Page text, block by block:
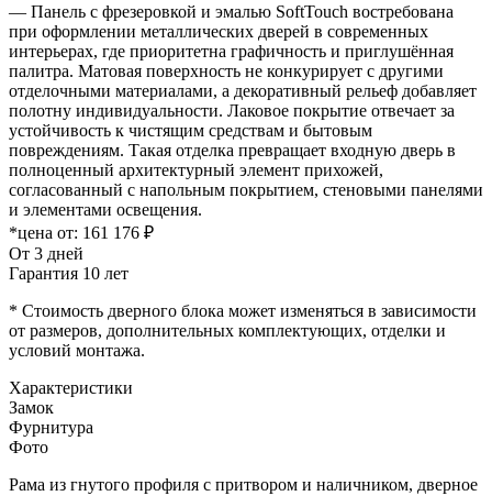
— Панель с фрезеровкой и эмалью SoftTouch востребована
при оформлении металлических дверей в современных
интерьерах, где приоритетна графичность и приглушённая
палитра. Матовая поверхность не конкурирует с другими
отделочными материалами, а декоративный рельеф добавляет
полотну индивидуальности. Лаковое покрытие отвечает за
устойчивость к чистящим средствам и бытовым
повреждениям. Такая отделка превращает входную дверь в
полноценный архитектурный элемент прихожей,
согласованный с напольным покрытием, стеновыми панелями
и элементами освещения.
*цена от: 161 176 ₽
От 3 дней
Гарантия 10 лет
* Стоимость дверного блока может изменяться в зависимости
от размеров, дополнительных комплектующих, отделки и
условий монтажа.
Характеристики
Замок
Фурнитура
Фото
Рама из гнутого профиля с притвором и наличником, дверное